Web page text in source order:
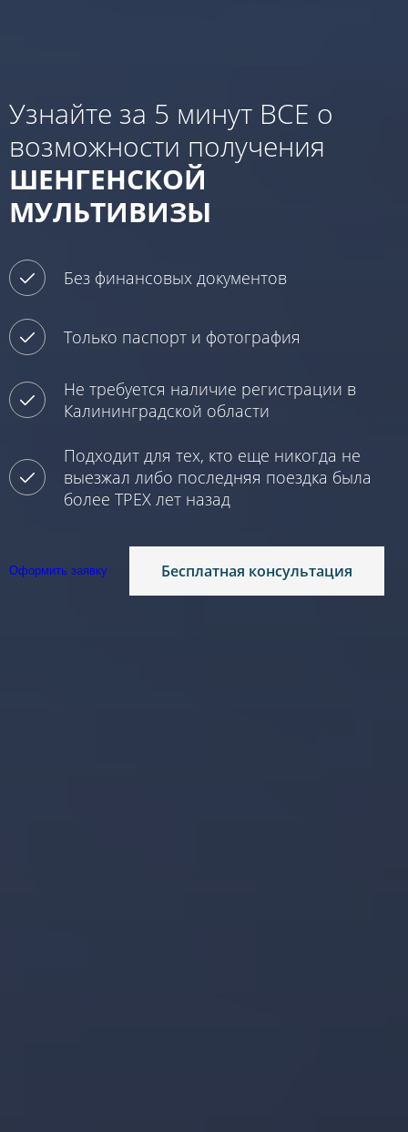
Узнайте за 5 минут ВСЕ о
возможности получения
ШЕНГЕНСКОЙ
МУЛЬТИВИЗЫ
Без финансовых документов
Только паспорт и фотография
Не требуется наличие регистрации в
Калининградской области
Подходит для тех, кто еще никогда не
выезжал либо последняя поездка была
более ТРЕХ лет назад
Оформить заявку Бесплатная консультация